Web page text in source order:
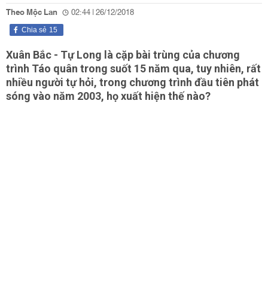
Theo Mộc Lan 02:44 | 26/12/2018
15
Chia sẻ
Xuân Bắc - Tự Long là cặp bài trùng của chương
trình Táo quân trong suốt 15 năm qua, tuy nhiên, rất
nhiều người tự hỏi, trong chương trình đầu tiên phát
sóng vào năm 2003, họ xuất hiện thế nào?